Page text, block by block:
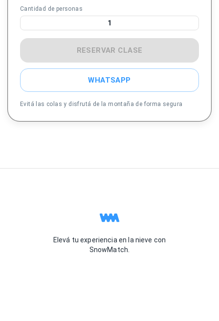
Cantidad de personas
1
RESERVAR CLASE
WHATSAPP
Evitá las colas y disfrutá de la montaña de forma segura
Elevá tu experiencia en la nieve con
SnowMatch.